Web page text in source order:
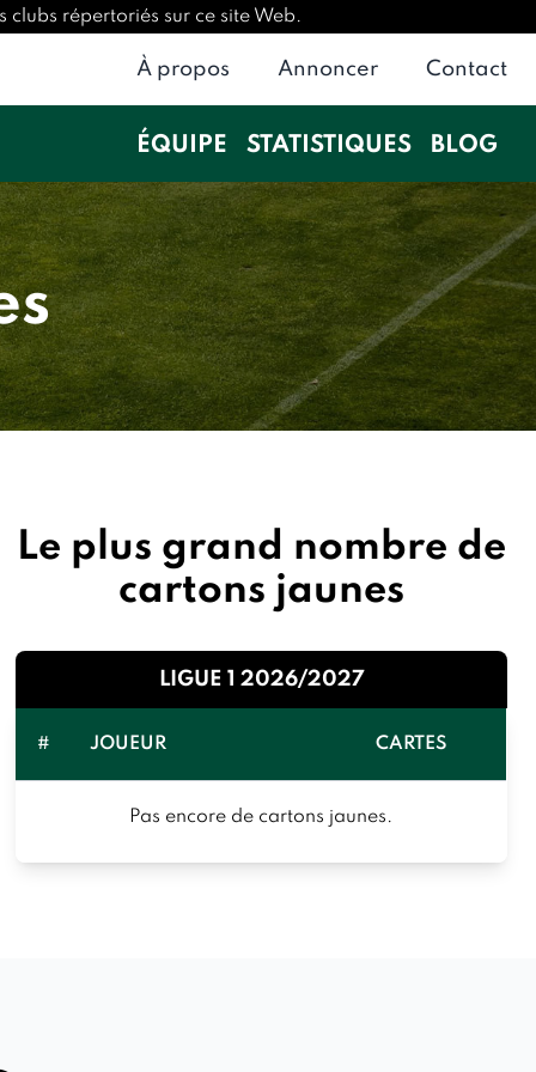
répertoriés sur ce site Web.
À propos Annoncer Contact
ÉQUIPE STATISTIQUES BLOG
Le plus grand nombre de
cartons jaunes
LIGUE 1 2026/2027
# JOUEUR CARTES
Pas encore de cartons jaunes.